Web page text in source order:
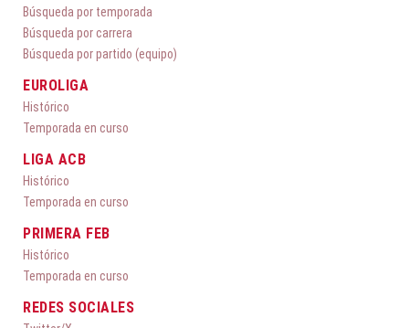
Búsqueda por temporada
Búsqueda por carrera
Búsqueda por partido (equipo)
EUROLIGA
Histórico
Temporada en curso
LIGA ACB
Histórico
Temporada en curso
PRIMERA FEB
Histórico
Temporada en curso
REDES SOCIALES